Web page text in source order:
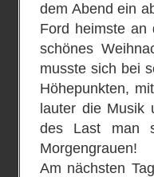
dem Abend ein
Ford heimste an
schönes
musste sich bei
Höhepunkten,
lauter die Musik
des Last man
Morgengrauen!
Am nächsten